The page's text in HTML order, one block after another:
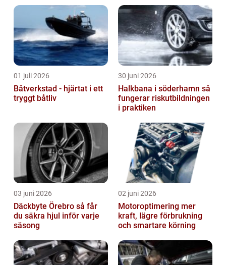
01 juli 2026
Båtverkstad - hjärtat i ett
tryggt båtliv
30 juni 2026
Halkbana i söderhamn så
fungerar riskutbildningen
i praktiken
03 juni 2026
Däckbyte Örebro så får
du säkra hjul inför varje
säsong
02 juni 2026
Motoroptimering mer
kraft, lägre förbrukning
och smartare körning